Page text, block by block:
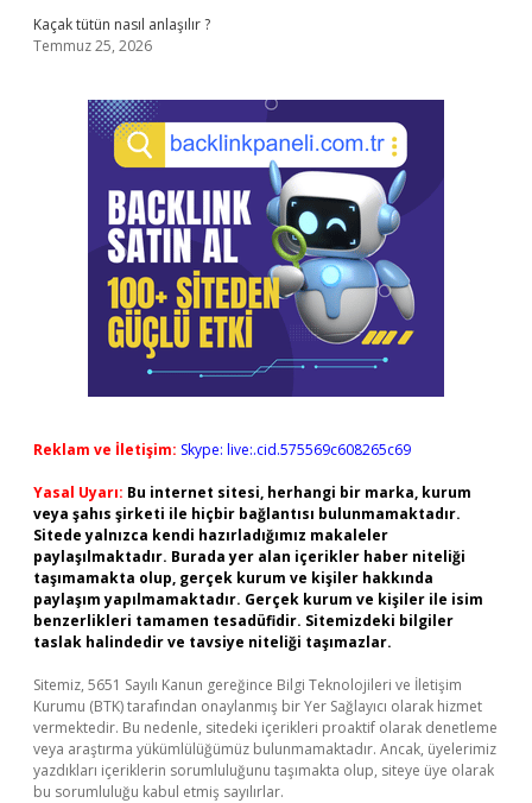
Kaçak tütün nasıl anlaşılır ?
Temmuz 25, 2026
Reklam ve İletişim: Skype: live:.cid.575569c608265c69
Yasal Uyarı: Bu internet sitesi, herhangi bir marka, kurum
veya şahıs şirketi ile hiçbir bağlantısı bulunmamaktadır.
Sitede yalnızca kendi hazırladığımız makaleler
paylaşılmaktadır. Burada yer alan içerikler haber niteliği
taşımamakta olup, gerçek kurum ve kişiler hakkında
paylaşım yapılmamaktadır. Gerçek kurum ve kişiler ile isim
benzerlikleri tamamen tesadüfidir. Sitemizdeki bilgiler
taslak halindedir ve tavsiye niteliği taşımazlar.
Sitemiz, 5651 Sayılı Kanun gereğince Bilgi Teknolojileri ve İletişim
Kurumu (BTK) tarafından onaylanmış bir Yer Sağlayıcı olarak hizmet
vermektedir. Bu nedenle, sitedeki içerikleri proaktif olarak denetleme
veya araştırma yükümlülüğümüz bulunmamaktadır. Ancak, üyelerimiz
yazdıkları içeriklerin sorumluluğunu taşımakta olup, siteye üye olarak
bu sorumluluğu kabul etmiş sayılırlar.